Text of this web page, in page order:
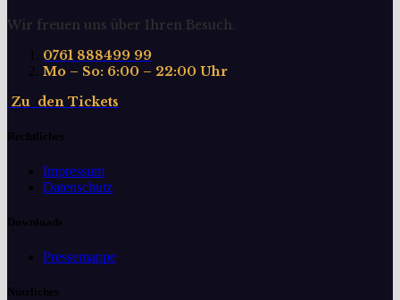
Wir freuen uns über Ihren Besuch.
0761 888499 99
Mo – So: 6:00 – 22:00 Uhr
Zu d en Tickets
Rechtliches
Impressum
Datenschutz
Downloads
Pressemappe
Nützliches